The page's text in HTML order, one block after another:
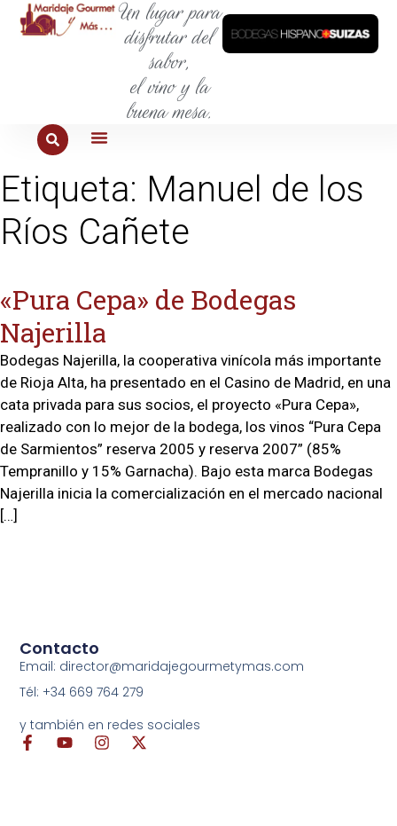
Un lugar para
disfrutar del
sabor,
el vino y la
buena mesa.
Etiqueta: Manuel de los
Ríos Cañete
«Pura Cepa» de Bodegas
Najerilla
Bodegas Najerilla, la cooperativa vinícola más importante
de Rioja Alta, ha presentado en el Casino de Madrid, en una
cata privada para sus socios, el proyecto «Pura Cepa»,
realizado con lo mejor de la bodega, los vinos “Pura Cepa
de Sarmientos” reserva 2005 y reserva 2007” (85%
Tempranillo y 15% Garnacha). Bajo esta marca Bodegas
Najerilla inicia la comercialización en el mercado nacional
[…]
Contacto
Email: director@maridajegourmetymas.com
Tél: +34 669 764 279
y también en redes sociales